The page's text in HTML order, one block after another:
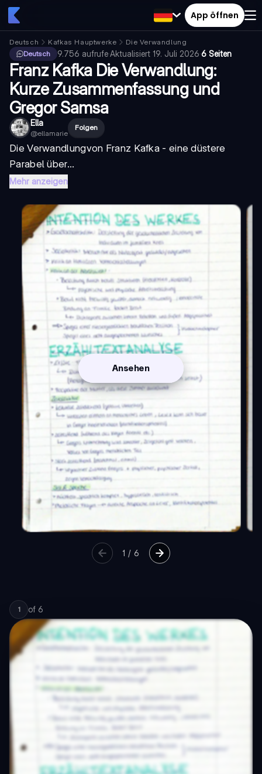
App öffnen
Deutsch Kafkas Hauptwerke
Die Verwandlung
Deutsch
9.756 aufrufe·Aktualisiert 19. Juli 2026·6 Seiten
Franz Kafka Die Verwandlung:
Kurze Zusammenfassung und
Gregor Samsa
Ella
@ellamarie
Folgen
Die Verwandlungvon Franz Kafka - eine düstere
Parabel über...
Mehr anzeigen
Ansehen
1 /6
1 of 6